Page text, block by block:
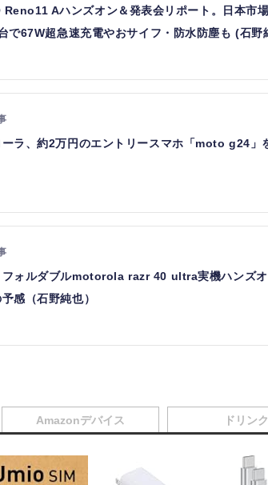
Reno11 Aハンズオン＆発表会リポート。日本市
で67W超急速充電やおサイフ・防水防塵も (石野
ーラ、約2万円のエントリースマホ「moto g24」
フォルダブルmotorola razr 40 ultra実機ハンズ
感（石野純也）
Amazonデバイス ドリンク